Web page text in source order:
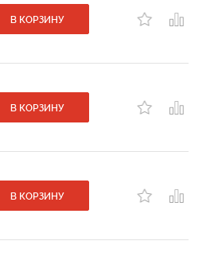
В КОРЗИНУ
В КОРЗИНУ
В КОРЗИНУ